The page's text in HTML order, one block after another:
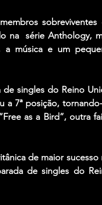
sobreviventes
na  série Anthology,
a música e um
singles do Reino
a 7ª posição,
as a Bird”, outra
de maior sucesso
de singles do